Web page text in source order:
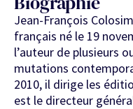
Jean-François
français né le 19
l’auteur de plusieurs
mutations
2010, il dirige les
est le directeur